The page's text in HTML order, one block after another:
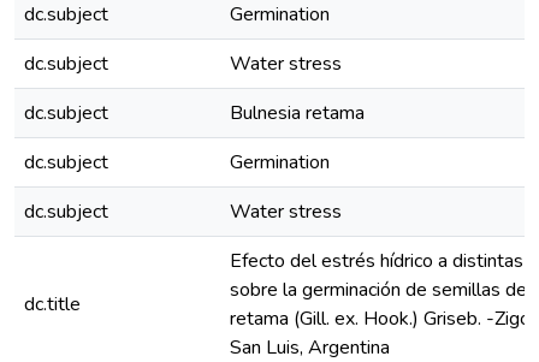
dc.subject
Germination
dc.subject
Water stress
dc.subject
Bulnesia retama
dc.subject
Germination
dc.subject
Water stress
dc.title
Efecto del estrés hídrico a distintas
sobre la germinación de semillas de
retama (Gill. ex. Hook.) Griseb. -
San Luis, Argentina